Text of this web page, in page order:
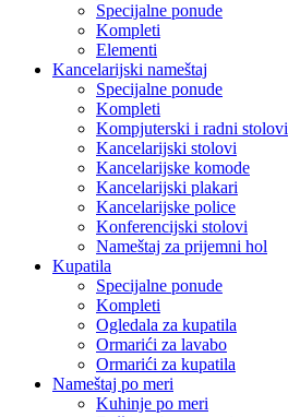
Specijalne ponude
Kompleti
Elementi
Kancelarijski nameštaj
Specijalne ponude
Kompleti
Kompjuterski i radni stolovi
Kancelarijski stolovi
Kancelarijske komode
Kancelarijski plakari
Kancelarijske police
Konferencijski stolovi
Nameštaj za prijemni hol
Kupatila
Specijalne ponude
Kompleti
Ogledala za kupatila
Ormarići za lavabo
Ormarići za kupatila
Nameštaj po meri
Kuhinje po meri